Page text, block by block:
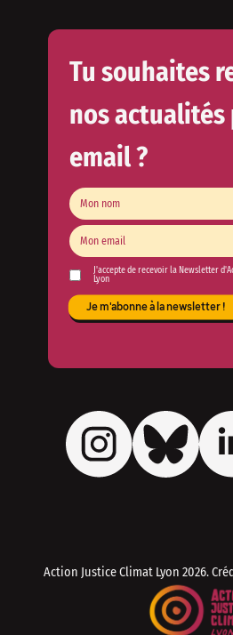
Tu souhaites
nos actualités
email ?
J'accepte de recevoir la Newsletter
Lyon
Action Justice Climat Lyon 2026.